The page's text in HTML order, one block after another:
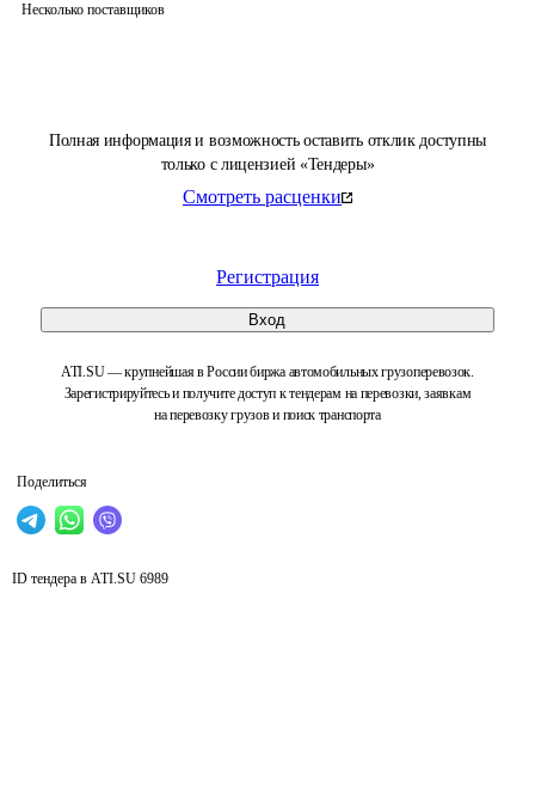
Полная информация и возможность оставить отклик доступны
только с лицензией «Тендеры»
Смотреть расценки
Регистрация
Вход
ATI.SU — крупнейшая в России биржа автомобильных грузоперевозок.
Зарегистрируйтесь и получите доступ к тендерам на перевозки, заявкам
на перевозку грузов и поиск транспорта
Поделиться
Несколько поставщиков
ID тендера в ATI.SU 6989